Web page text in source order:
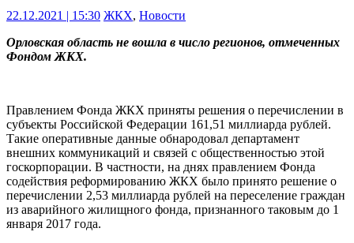
22.12.2021 | 15:30 ЖКХ, Новости
Орловская область не вошла в число регионов, отмеченных
Фондом ЖКХ.
Правлением Фонда ЖКХ приняты решения о перечислении в
субъекты Российской Федерации 161,51 миллиарда рублей.
Такие оперативные данные обнародовал департамент
внешних коммуникаций и связей с общественностью этой
госкорпорации. В частности, на днях правлением Фонда
содействия реформированию ЖКХ было принято решение о
перечислении 2,53 миллиарда рублей на переселение граждан
из аварийного жилищного фонда, признанного таковым до 1
января 2017 года.